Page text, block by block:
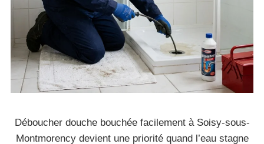
Déboucher douche bouchée facilement à Soisy-sous-
Montmorency devient une priorité quand l’eau stagne